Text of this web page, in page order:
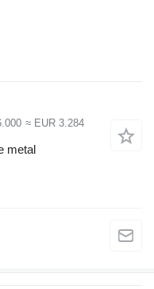
≈ EUR 3.284
metal